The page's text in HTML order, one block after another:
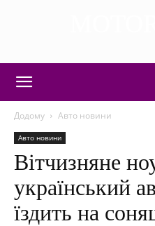
Додому Авто новини
Авто новини
Вітчизняне
український
їздить на